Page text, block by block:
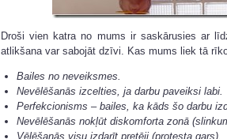
Droši vien katra no mums ir saskārusies ar
atlikšana var sabojāt dzīvi. Kas mums liek tā
Bailes no neveiksmes.
Nevēlēšanās izcelties, ja darbu paveiksi labi.
Perfekcionisms – bailes, ka kāds šo darbu
Nevēlēšanās nokļūt diskomforta zonā
Vēlēšanās visu izdarīt pretēji (protesta gars).